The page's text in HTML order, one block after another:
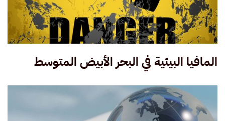
المافيا البيئية في البحر الأبيض المتوسط